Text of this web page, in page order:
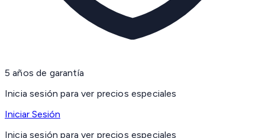
5 años de garantía
Inicia sesión para ver precios especiales
Iniciar Sesión
Inicia sesión para ver precios especiales